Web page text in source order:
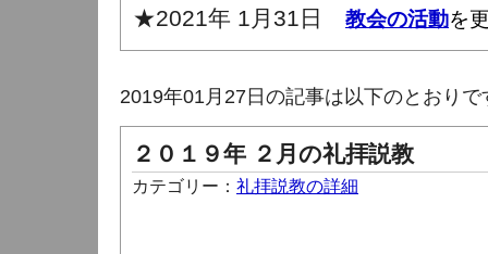
★2021年 1月31日 教会の活動を
2019年01月27日の記事は以下のとおりで
２０１９年 ２月の礼拝説教
カテゴリー： 礼拝説教の詳細